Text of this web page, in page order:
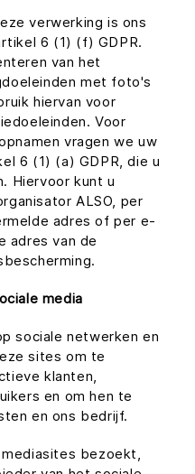
verwerking is ons
6 (1) (f) GDPR.
van het
met foto's
hiervan voor
Voor
vragen we uw
6 (1) (a) GDPR, die u
Hiervoor kunt u
ALSO, per
adres of per e-
adres van de
media
sociale netwerken en
sites om te
klanten,
en om hen te
en ons bedrijf.
bezoekt,